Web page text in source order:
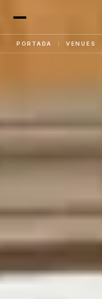
×
PORTADA VENUES